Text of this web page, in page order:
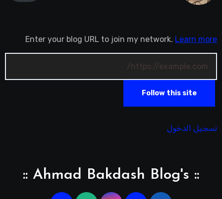
Enter your blog URL to join my network. Learn more
Follow this site
تسجيل الدخول
:: Ahmad Bakdash Blog's ::